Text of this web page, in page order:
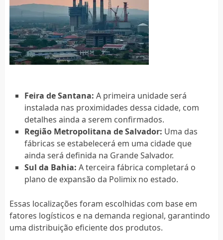
Feira de Santana: A primeira unidade será
instalada nas proximidades dessa cidade, com
detalhes ainda a serem confirmados.
Região Metropolitana de Salvador: Uma das
fábricas se estabelecerá em uma cidade que
ainda será definida na Grande Salvador.
Sul da Bahia: A terceira fábrica completará o
plano de expansão da Polimix no estado.
Essas localizações foram escolhidas com base em
fatores logísticos e na demanda regional, garantindo
uma distribuição eficiente dos produtos.